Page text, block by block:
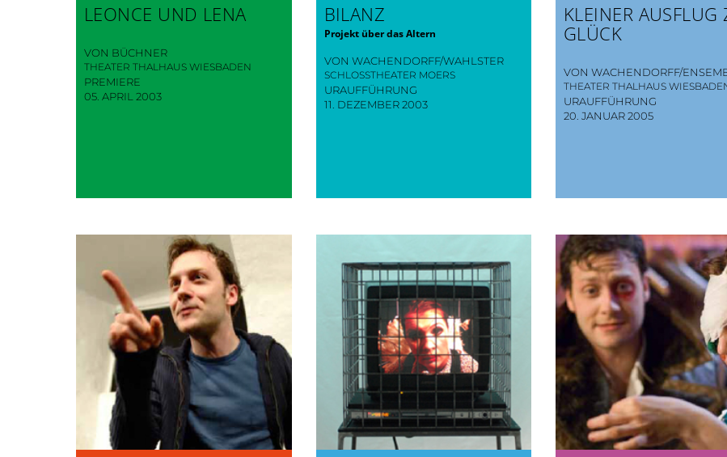
LEONCE UND LENA
VON BÜCHNER
THEATER THALHAUS WIESBADEN
PREMIERE
05. APRIL 2003
BILANZ
Projekt über das Altern
VON WACHENDORFF/WAHLSTER
SCHLOSSTHEATER MOERS
URAUFFÜHRUNG
11. DEZEMBER 2003
KLEINER AUSFLUG
GLÜCK
VON WACHENDORFF/
THEATER THALHAUS
URAUFFÜHRUNG
20. JANUAR 2005